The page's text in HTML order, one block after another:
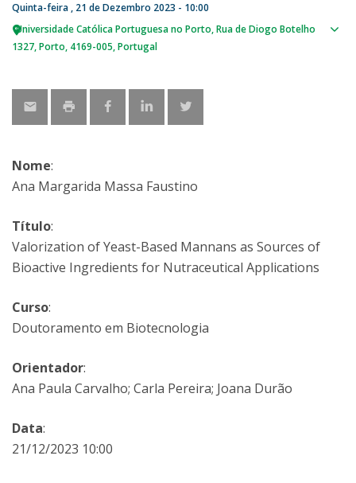
Quinta-feira , 21 de Dezembro 2023 - 10:00
Universidade Católica Portuguesa no Porto Rua de Diogo Botelho
1327 Porto 4169-005 Portugal
Nome:
Ana Margarida Massa Faustino
Título:
Valorization of Yeast-Based Mannans as Sources of
Bioactive Ingredients for Nutraceutical Applications
Curso:
Doutoramento em Biotecnologia
Orientador:
Ana Paula Carvalho; Carla Pereira; Joana Durão
Data:
21/12/2023 10:00